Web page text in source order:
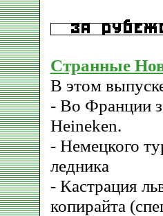
Странные
В этом
- Во Франции
Heineken.
- Немецкого
ледника
- Кастрация
копирайта